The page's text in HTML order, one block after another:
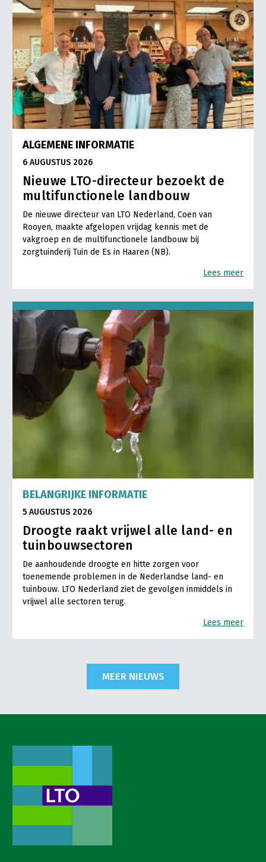
ALGEMENE INFORMATIE
6 AUGUSTUS 2026
Nieuwe LTO-directeur bezoekt de
multifunctionele landbouw
De nieuwe directeur van LTO Nederland, Coen van
Rooyen, maakte afgelopen vrijdag kennis met de
vakgroep en de multifunctionele landbouw bij
zorgtuinderij Tuin de Es in Haaren (NB).
Lees meer
BELANGRIJKE INFORMATIE
5 AUGUSTUS 2026
Droogte raakt vrijwel alle land- en
tuinbouwsectoren
De aanhoudende droogte en hitte zorgen voor
toenemende problemen in de Nederlandse land- en
tuinbouw. LTO Nederland ziet de gevolgen inmiddels in
vrijwel alle sectoren terug.
Lees meer
MEER NIEUWS